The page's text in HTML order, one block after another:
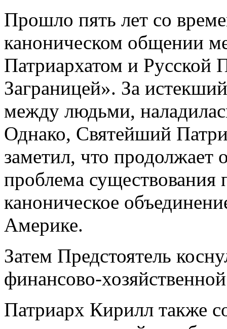
Прошло пять лет со
каноническом общении
Патриархатом и Русской
Заграницей». За
между людьми,
Однако, Святейший
заметил, что продолжает
проблема
каноническое
Америке.
Затем Предстоятель
финансово-
Патриарх Кирилл также